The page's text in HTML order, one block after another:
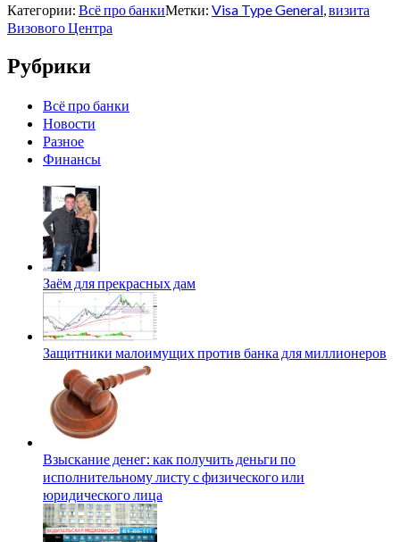
Категории: Всё про банкиМетки: Visa Type General,визита
Визового Центра
Рубрики
Всё про банки
Новости
Разное
Финансы
Заём для прекрасных дам
Защитники малоимущих против банка для миллионеров
Взыскание денег: как получить деньги по
исполнительному листу с физического или
юридического лица